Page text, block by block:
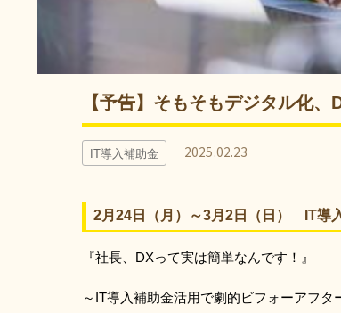
【予告】そもそもデジタル化
IT導入補助金 2025.02.23
2月24日（月）～3月2日（日） IT導
『社長、DXって実は簡単なんです！』
～IT導入補助金活用で劇的ビフォーアフタ